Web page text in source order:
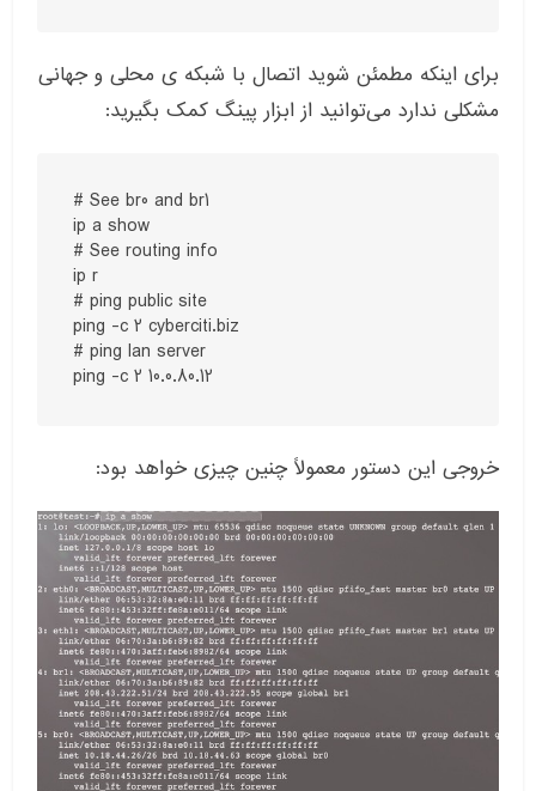
برای اینکه مطمئن شوید اتصال با شبکه ی محلی و جهانی
مشکلی ندارد می‌توانید از ابزار پینگ کمک بگیرید:
# See br0 and br1
ip a show
# See routing info
ip r
# ping public site
ping -c 2 cyberciti.biz
# ping lan server
ping -c 2 10.0.80.12
خروجی این دستور معمولاً چنین چیزی خواهد بود: